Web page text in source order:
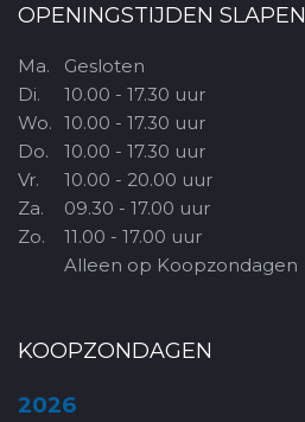
OPENINGSTIJDEN SLAPEN
Ma.
Di.
Wo.
Do.
Vr.
Za.
Zo.
Gesloten
10.00 - 17.30 uur
10.00 - 17.30 uur
10.00 - 17.30 uur
10.00 - 20.00 uur
09.30 - 17.00 uur
11.00 - 17.00 uur
Alleen op Koopzondagen
KOOPZONDAGEN
2026